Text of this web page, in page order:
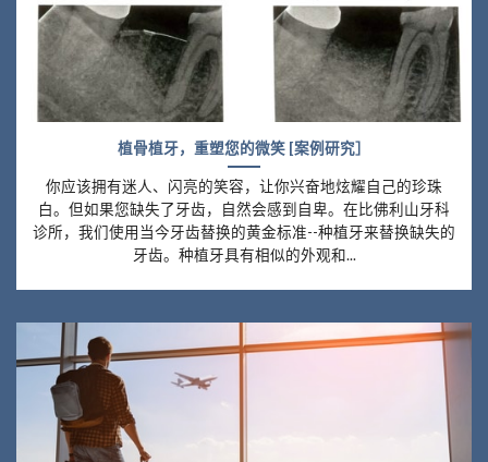
植骨植牙，重塑您的微笑 [案例研究］
你应该拥有迷人、闪亮的笑容，让你兴奋地炫耀自己的珍珠
白。但如果您缺失了牙齿，自然会感到自卑。在比佛利山牙科
诊所，我们使用当今牙齿替换的黄金标准--种植牙来替换缺失的
牙齿。种植牙具有相似的外观和...